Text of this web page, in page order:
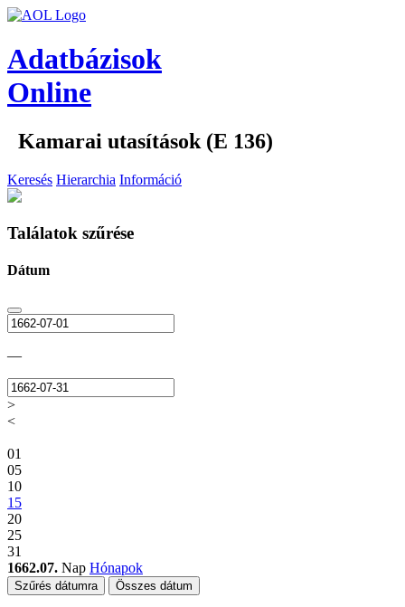
Adatbázisok
Online
Kamarai utasítások (E 136)
Keresés Hierarchia Információ
Találatok szűrése
Dátum
—
>
<
01
05
10
15
20
25
31
1662.07. Nap Hónapok
Szűrés dátumra Összes dátum